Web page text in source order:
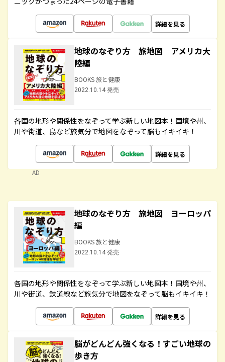
詳細を見る
地球のなぞり方 旅地図 アメリカ大
陸編
BOOKS 旅と健康
2022.10.14 発売
各国の地形や関係性をなぞって学ぶ新しい地図本！国境や州、
川や街道、島など旅気分で地図をなぞって脳もイキイキ！
詳細を見る
AD
地球のなぞり方 旅地図 ヨーロッパ
編
BOOKS 旅と健康
2022.10.14 発売
各国の地形や関係性をなぞって学ぶ新しい地図本！国境や州、
川や街道、鉄道線など旅気分で地図をなぞって脳もイキイキ！
詳細を見る
脳がどんどん強くなる！すごい地球の
歩き方